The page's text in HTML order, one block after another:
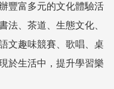
豐富多元的文化體驗活
法、茶道、生態文化、
文趣味競賽、歌唱、桌
於生活中，提升學習樂